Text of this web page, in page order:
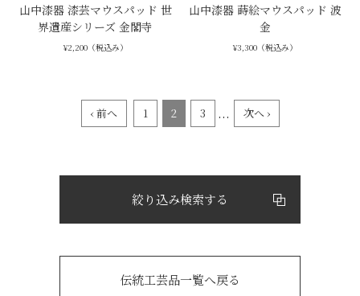
山中漆器 漆芸マウスパッド 世
界遺産シリーズ 金閣寺
¥2,200（税込み）
山中漆器 蒔絵マウスパッド 波
金
¥3,300（税込み）
‹ 前へ 1 2 3 ... 次へ ›
絞り込み検索する
伝統工芸品一覧へ戻る